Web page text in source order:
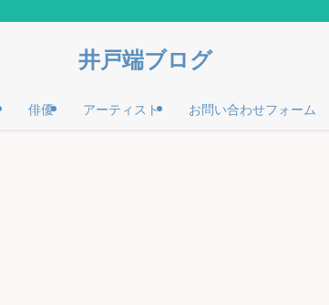
井戸端ブログ
俳優 アーティスト お問い合わせフォーム